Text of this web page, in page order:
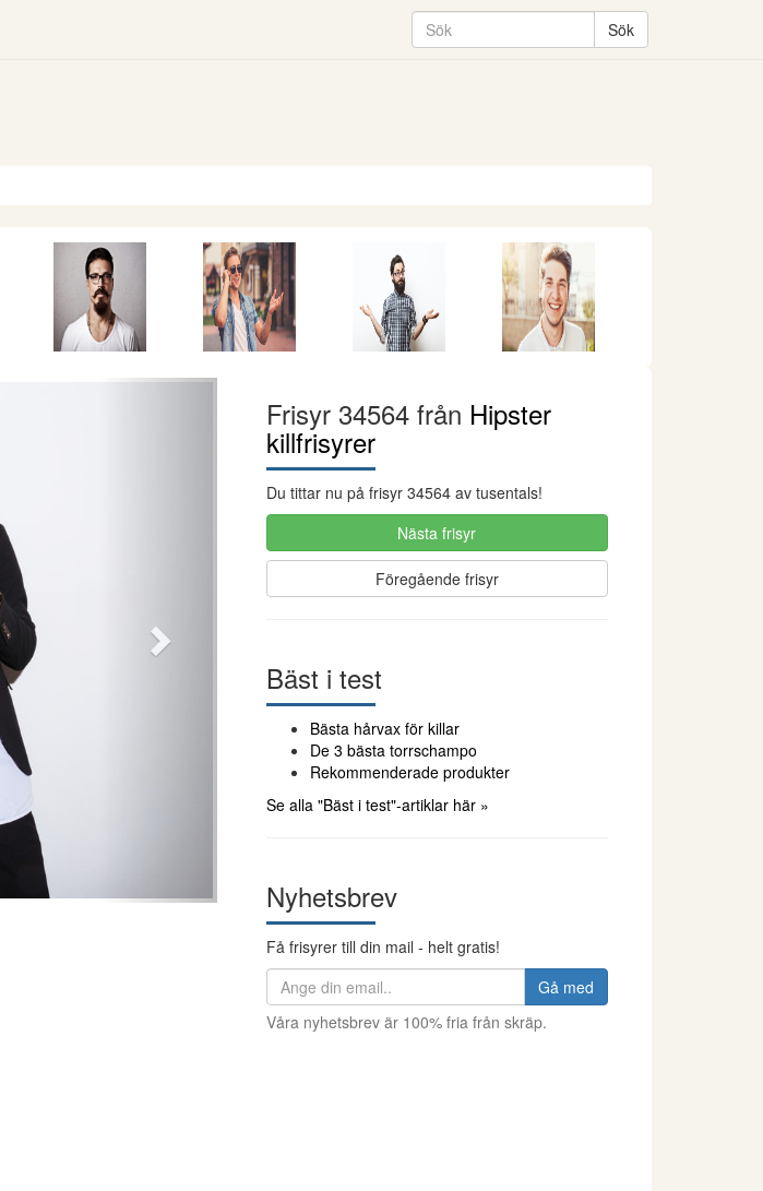
Frisyr 34564 från Hipster
killfrisyrer
Du tittar nu på frisyr 34564 av tusentals!
Nästa frisyr
Föregående frisyr
Bäst i test
Bästa hårvax för killar
De 3 bästa torrschampo
Rekommenderade produkter
Se alla "Bäst i test"-artiklar här »
Nyhetsbrev
Få frisyrer till din mail - helt gratis!
Gå med
Våra nyhetsbrev är 100% fria från skräp.